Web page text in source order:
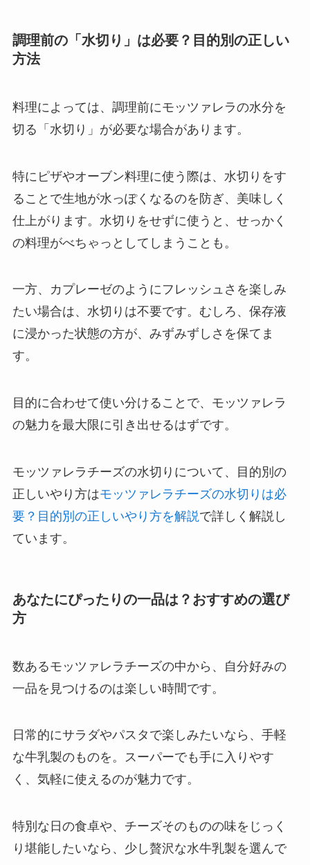
調理前の「水切り」は必要？目的別の正しい
方法
料理によっては、調理前にモッツァレラの水分を
切る「水切り」が必要な場合があります。
特にピザやオーブン料理に使う際は、水切りをす
ることで生地が水っぽくなるのを防ぎ、美味しく
仕上がります。水切りをせずに使うと、せっかく
の料理がべちゃっとしてしまうことも。
一方、カプレーゼのようにフレッシュさを楽しみ
たい場合は、水切りは不要です。むしろ、保存液
に浸かった状態の方が、みずみずしさを保てま
す。
目的に合わせて使い分けることで、モッツァレラ
の魅力を最大限に引き出せるはずです。
モッツァレラチーズの水切りについて、目的別の
正しいやり方はモッツァレラチーズの水切りは必
要？目的別の正しいやり方を解説で詳しく解説し
ています。
あなたにぴったりの一品は？おすすめの選び
方
数あるモッツァレラチーズの中から、自分好みの
一品を見つけるのは楽しい時間です。
日常的にサラダやパスタで楽しみたいなら、手軽
な牛乳製のものを。スーパーでも手に入りやす
く、気軽に使えるのが魅力です。
特別な日の食卓や、チーズそのものの味をじっく
り堪能したいなら、少し贅沢な水牛乳製を選んで